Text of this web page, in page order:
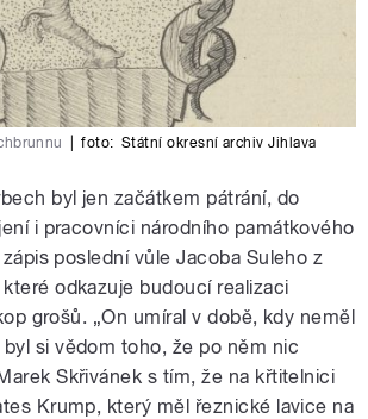
foto: Státní okresní archiv Jihlava
byl jen začátkem pátrání, do
i pracovníci národního památkového
poslední vůle Jacoba Suleho z
odkazuje budoucí realizaci
grošů. „On umíral v době, kdy neměl
si vědom toho, že po něm nic
Skřivánek s tím, že na křtitelnici
Krump, který měl řeznické lavice na